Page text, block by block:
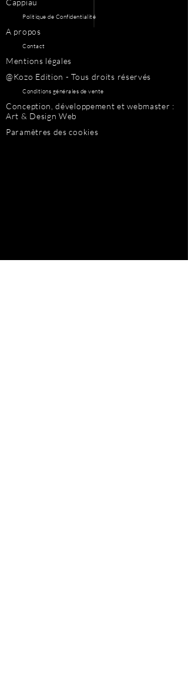
Cappiau
Politique de Confidentialité
A propos
Contact
Mentions légales
@Kozo Edition - Tous droits réservés
Conditions générales de vente
Conception, développement et webmaster :
Art & Design Web
Paramètres des cookies